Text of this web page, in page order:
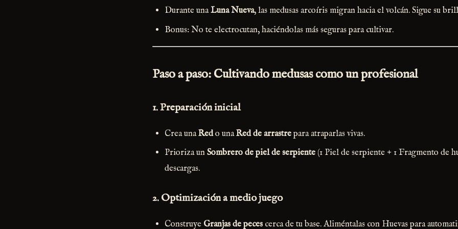
Durante unaLuna Nueva, las medusas arcoíris migran hacia el volcán. Sigue su
Bonus: No te electrocutan, haciéndolas más seguras para cultivar.
Paso a paso: Cultivando medusas como un profesional
1.Preparación inicial
Crea unaRedo unaRed de arrastrepara atraparlas vivas.
Prioriza unSombrero de piel de serpiente (1 Piel de serpiente + 1 Fragmento de
descargas.
2. Optimización a medio juego
Construye Granjas de peces cerca de tu base. Aliméntalas con Huevas para